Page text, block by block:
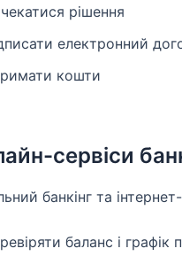
рішення
електронний
кошти
сервіси
банкінг та
баланс і графік